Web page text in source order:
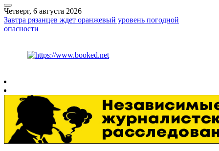
Четверг, 6 августа 2026
Завтра рязанцев ждет оранжевый уровень погодной
опасности